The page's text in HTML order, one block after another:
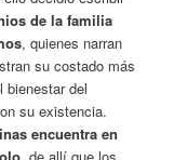
de la familia
, quienes narran
su costado más
bienestar del
su existencia.
encuentra en